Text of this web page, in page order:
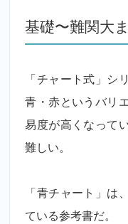
基礎〜難関大
「チャート式」シ
青・赤というバリ
易度が高くなって
難しい。
「青チャート」は
ている参考書だ。